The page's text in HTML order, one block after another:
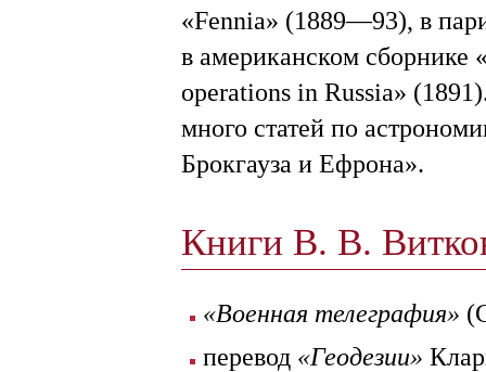
«Fennia» (1889—93), в
в американском сборнике
operations in Russia»
много статей по
Брокгауза и Ефрона».
Книги В. В.
«Военная телеграфия»
перевод «Геодезии»